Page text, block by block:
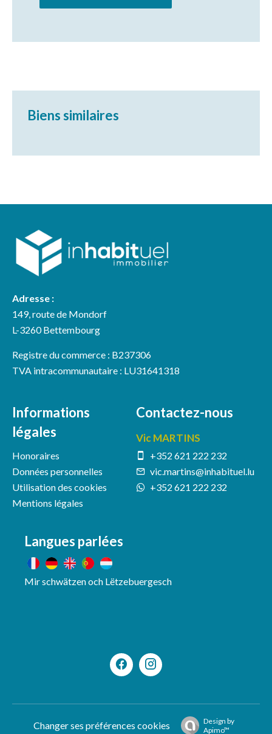
Biens similaires
Adresse :
149, route de Mondorf
L-3260 Bettembourg
Registre du commerce : B237306
TVA intracommunautaire : LU31641318
Informations
légales
Honoraires
Données personnelles
Utilisation des cookies
Mentions légales
Contactez-nous
Vic MARTINS
+352 621 222 232
vic.martins@inhabituel.lu
+352 621 222 232
Langues parlées
Mir schwätzen och Lëtzebuergesch
Changer ses préférences cookies
Design by
Apimo™